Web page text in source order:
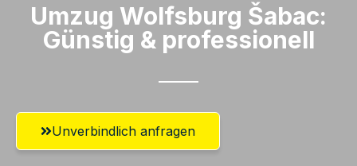
Umzug Wolfsburg​ Šabac:
Günstig & professionell​
Unverbindlich anfragen